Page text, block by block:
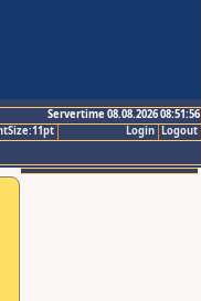
Servertime 08.08.2026 08:51:56
Logout
Login